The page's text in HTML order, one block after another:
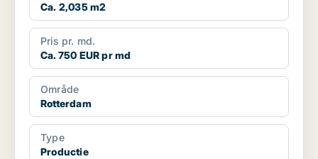
Ca. 2,035 m2
Pris pr. md.
Ca. 750 EUR pr md
Område
Rotterdam
Type
Productie